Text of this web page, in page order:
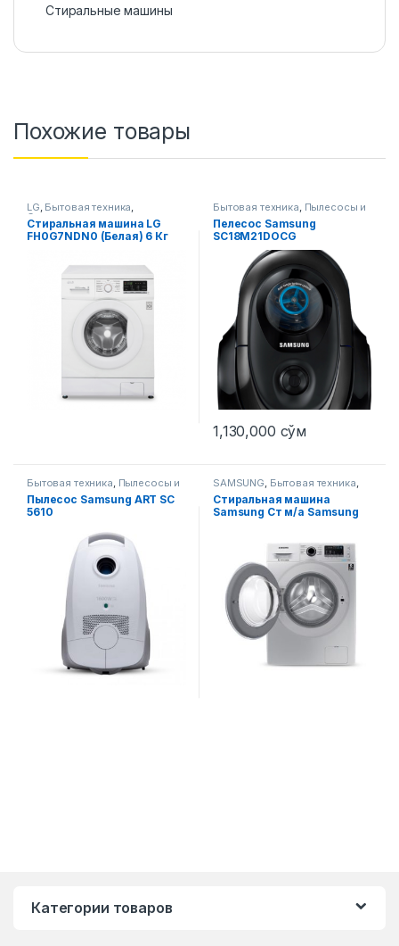
Стиральные машины
Похожие товары
LG, Бытовая техника,
Стиральные машины
Стиральная машина LG
FH0G7NDN0 (Белая) 6 Кг
Бытовая техника, Пылесосы и
аксессуары
Пелесос Samsung
SC18M21DOCG
1,130,000 сўм
Бытовая техника, Пылесосы и
аксессуары
Пылесос Samsung ART SC
5610
SAMSUNG, Бытовая техника,
Стиральные машины
Стиральная машина
Samsung Ст м/a Samsung
Категории товаров